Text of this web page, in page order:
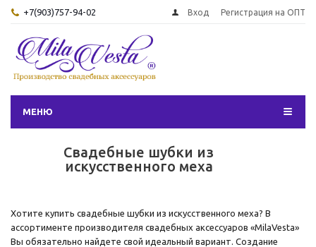
+7(903)757-94-02 Вход Регистрация на ОПТ
МЕНЮ
Свадебные шубки из
искусственного меха
Хотите купить свадебные шубки из искусственного меха? В
ассортименте производителя свадебных аксессуаров «MilaVesta»
Вы обязательно найдете свой идеальный вариант. Создание